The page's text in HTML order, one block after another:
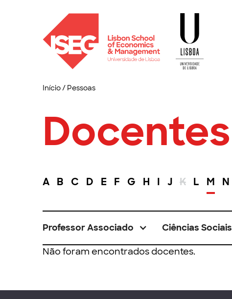
Início/ Pessoas
Docentes
A B C D E F G H I J K L M N
Professor Associado Ciências Sociais
Não foram encontrados docentes.